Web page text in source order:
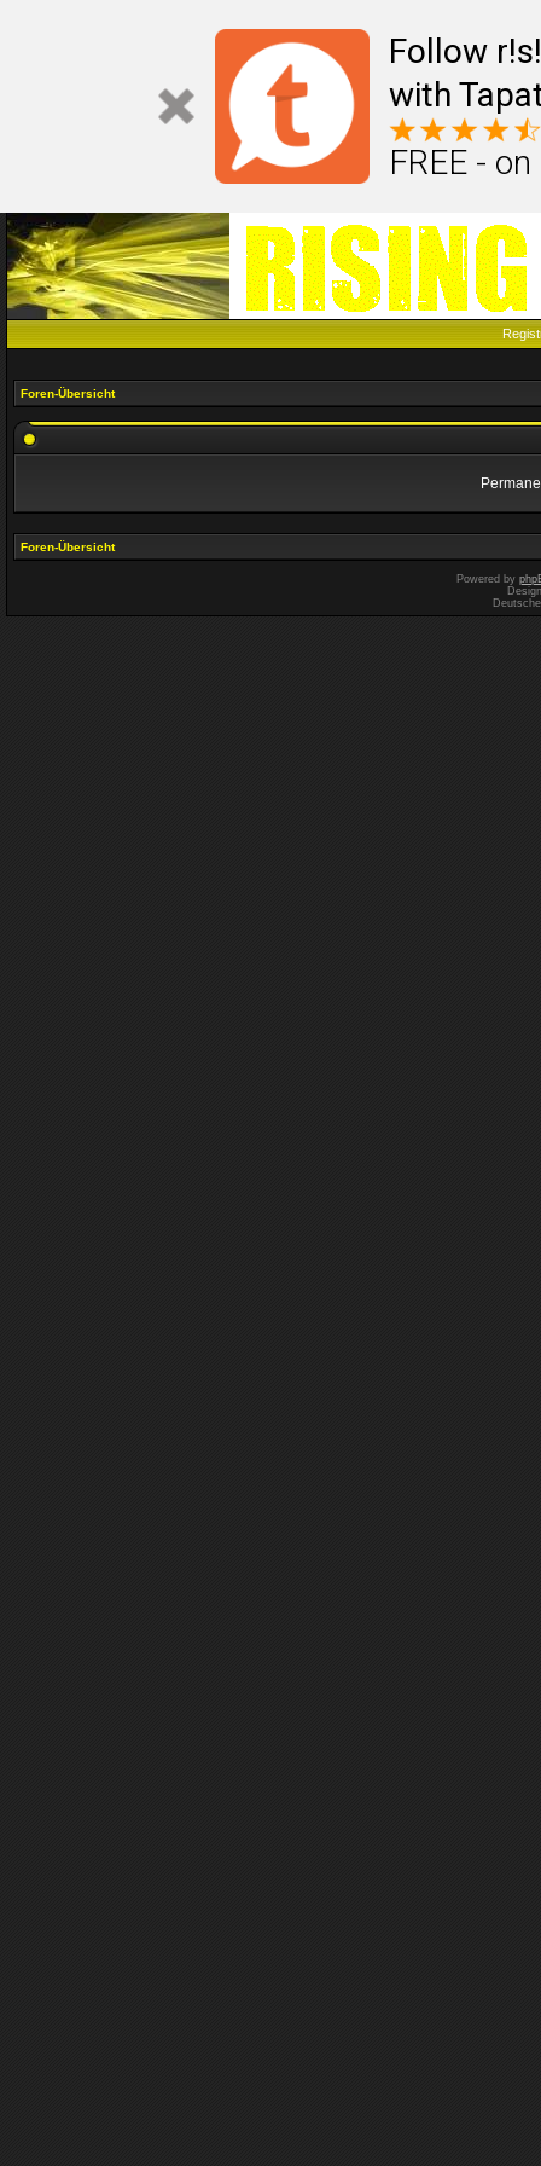
Follow
with
FREE -
Foren-Übersicht
Foren-Übersicht
Powered by